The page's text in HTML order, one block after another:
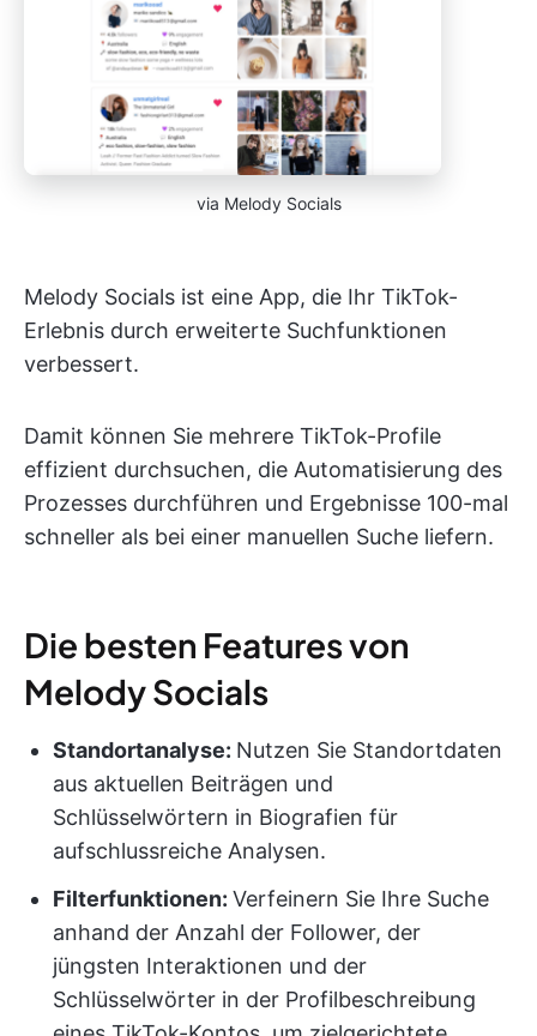
via Melody Socials
Melody Socials ist eine App, die Ihr TikTok-
Erlebnis durch erweiterte Suchfunktionen
verbessert.
Damit können Sie mehrere TikTok-Profile
effizient durchsuchen, die Automatisierung des
Prozesses durchführen und Ergebnisse 100-mal
schneller als bei einer manuellen Suche liefern.
Die besten Features von
Melody Socials
Standortanalyse: Nutzen Sie Standortdaten
aus aktuellen Beiträgen und
Schlüsselwörtern in Biografien für
aufschlussreiche Analysen.
Filterfunktionen: Verfeinern Sie Ihre Suche
anhand der Anzahl der Follower, der
jüngsten Interaktionen und der
Schlüsselwörter in der Profilbeschreibung